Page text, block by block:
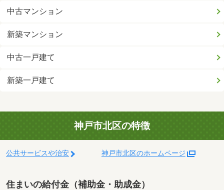
中古マンション
新築マンション
中古一戸建て
新築一戸建て
神戸市北区の特徴
公共サービスや治安 神戸市北区のホームページ
住まいの給付金（補助金・助成金）